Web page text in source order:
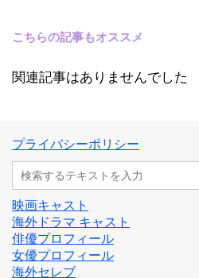
こちらの記事もオススメ
関連記事はありませんでした
プライバシーポリシー
映画キャスト
海外ドラマ キャスト
俳優プロフィール
女優プロフィール
海外セレブ